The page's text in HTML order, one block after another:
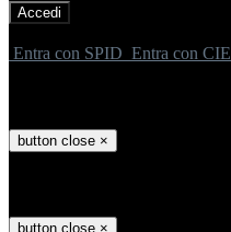
Entra con SPID Entra con CIE
button close ×
button close ×